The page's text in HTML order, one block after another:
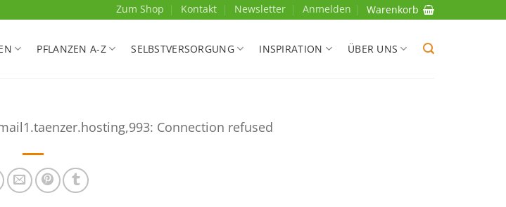
Zum Shop Kontakt Newsletter Anmelden Warenkorb
PFLANZEN A-Z SELBSTVERSORGUNG INSPIRATION ÜBER UNS
Connection refused